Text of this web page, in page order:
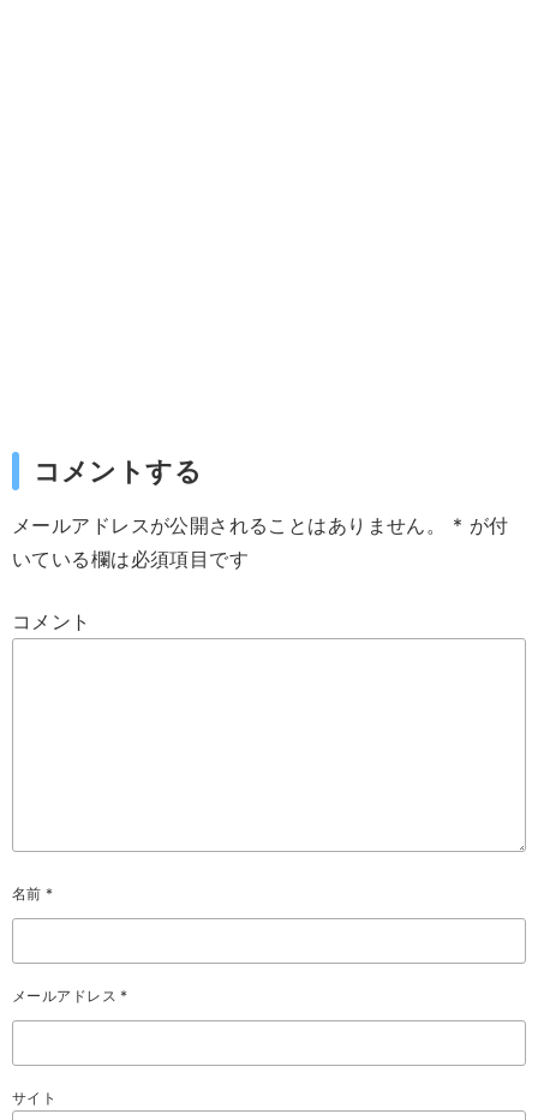
コメントする
メールアドレスが公開されることはありません。 * が付
いている欄は必須項目です
コメント
名前*
メールアドレス*
サイト